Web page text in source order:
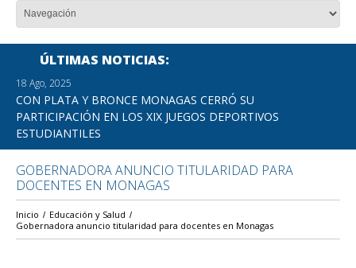
ÚLTIMAS NOTICIAS
18 Ago, 2025
CON PLATA Y BRONCE MONAGAS CERRÓ SU
PARTICIPACIÓN EN LOS XIX JUEGOS DEPORTIVOS
ESTUDIANTILES
GOBERNADORA ANUNCIO TITULARIDAD PARA
DOCENTES EN MONAGAS
Inicio
Educación y Salud
Gobernadora anuncio titularidad para docentes en Monagas